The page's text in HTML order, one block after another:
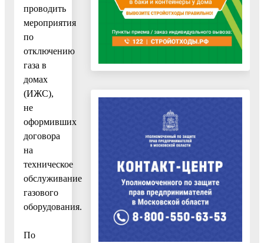
проводить
мероприятия
по
отключению
газа в
домах
(ИЖС),
не
оформивших
договора
на
техническое
обслуживание
газового
оборудования.
По